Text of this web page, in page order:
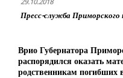
Пресс-служба Приморского
Врио Губернатора
распорядился оказать
родственникам